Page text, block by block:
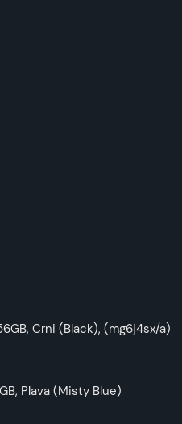
Crni (Black), (mg6j4sx/a)
Plava (Misty Blue)